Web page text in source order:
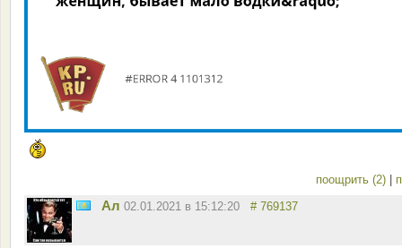
поощрить (2)
Ал 02.01.2021 в 15:12:20 # 769137